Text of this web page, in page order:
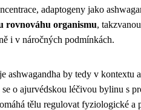
adaptogeny jako
rovnováhu organismu,
i v náročných podmínkách.
ashwagandha by tedy v kontextu
o ajurvédskou léčivou bylinu s
tělu regulovat fyziologické a